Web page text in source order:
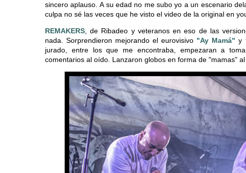
sincero aplauso. A su edad no me subo yo a un escenario
culpa no sé las veces que he visto el video de la original en
REMAKERS, de Ribadeo y veteranos en eso de las
nada. Sorprendieron mejorando el eurovisivo "Ay Mamá" y
jurado, entre los que me encontraba, empezaran a
comentarios al oído. Lanzaron globos en forma de "mamas"